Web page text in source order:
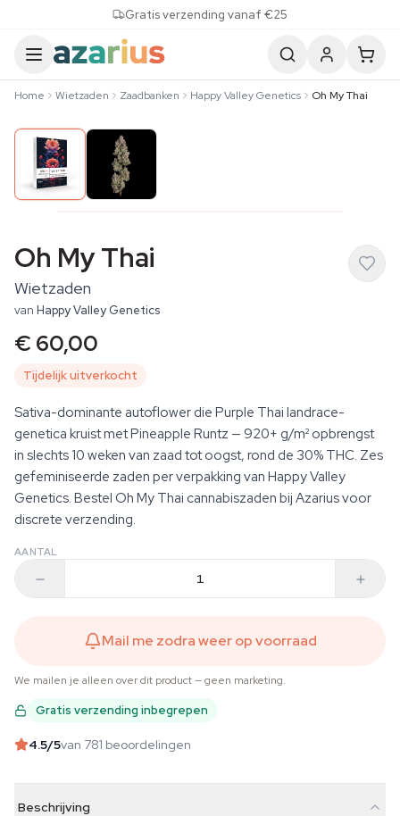
Gratis verzending vanaf €25
Home Wietzaden Zaadbanken Happy Valley Genetics Oh My Thai
Oh My Thai
Wietzaden
van Happy Valley Genetics
€ 60,00
Tijdelijk uitverkocht
Sativa-dominante autoflower die Purple Thai landrace-
genetica kruist met Pineapple Runtz — 920+ g/m² opbrengst
in slechts 10 weken van zaad tot oogst, rond de 30% THC. Zes
gefeminiseerde zaden per verpakking van Happy Valley
Genetics. Bestel Oh My Thai cannabiszaden bij Azarius voor
discrete verzending.
AANTAL
Mail me zodra weer op voorraad
We mailen je alleen over dit product — geen marketing.
Gratis verzending inbegrepen
4.5/5van 781 beoordelingen
Beschrijving